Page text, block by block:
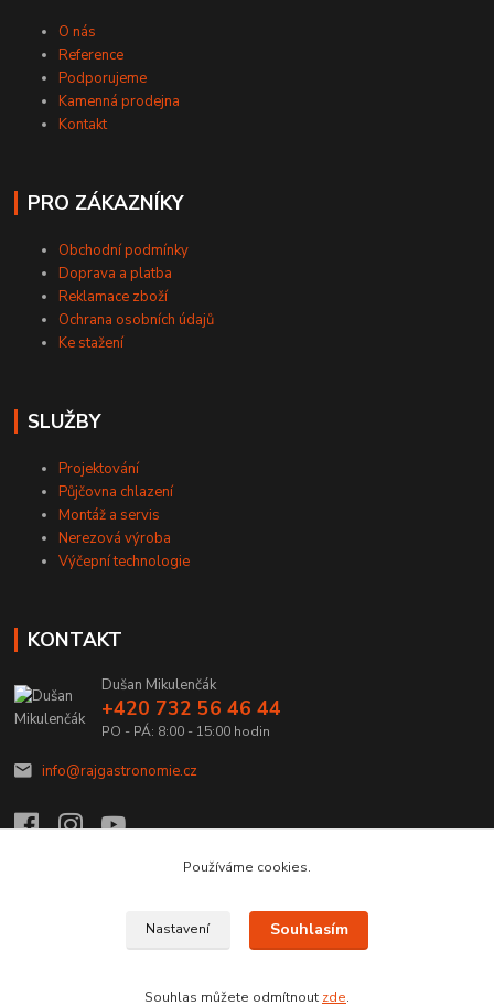
O nás
Reference
Podporujeme
Kamenná prodejna
Kontakt
PRO ZÁKAZNÍKY
Obchodní podmínky
Doprava a platba
Reklamace zboží
Ochrana osobních údajů
Ke stažení
SLUŽBY
Projektování
Půjčovna chlazení
Montáž a servis
Nerezová výroba
Výčepní technologie
KONTAKT
Dušan Mikulenčák
+420 732 56 46 44
PO - PÁ: 8:00 - 15:00 hodin
info@rajgastronomie.cz
Upravit sběr cookies.
Copyright © 2026 Ráj Gastronomie.cz
Používáme cookies.
Nastavení Souhlasím
Souhlas můžete odmítnout zde.